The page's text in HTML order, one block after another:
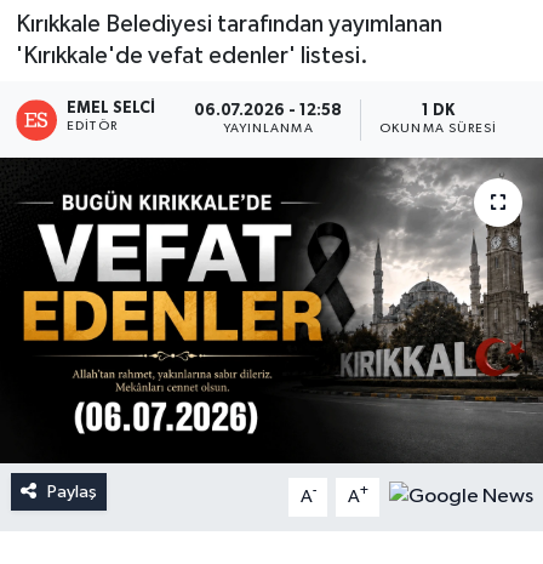
Kırıkkale Belediyesi tarafından yayımlanan
'Kırıkkale'de vefat edenler' listesi.
EMEL SELCI
EDITÖR
06.07.2026 - 12:58
YAYINLANMA
1 DK
OKUNMA SÜRESI
Paylaş A- A+
Son Dakika Haberleri
Haber Arşivi